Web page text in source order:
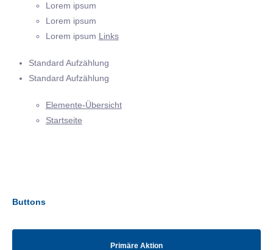
Lorem ipsum
Lorem ipsum
Lorem ipsum Links
Standard Aufzählung
Standard Aufzählung
Elemente-Übersicht
Startseite
Buttons
Primäre Aktion